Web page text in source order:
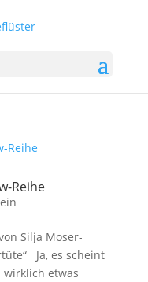
Reihe
Silja Moser-
Ja, es scheint
etwas